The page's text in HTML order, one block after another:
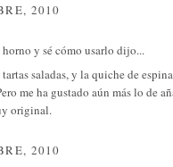
2010
y sé cómo usarlo dijo...
saladas, y la quiche de
me ha gustado aún más lo de
original.
2010